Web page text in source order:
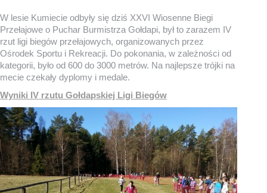
W lesie Kumiecie odbyły się dziś XXVI Wiosenne Biegi
Przełajowe o Puchar Burmistrza Gołdapi, był to zarazem IV
rzut ligi biegów przełajowych, organizowanych przez
Ośrodek Sportu i Rekreacji. Do pokonania, w zależności od
kategorii, było od 600 do 3000 metrów. Na najlepsze trójki na
mecie czekały dyplomy i medale.
Wyniki IV rzutu Gołdapskiej Ligi Biegów